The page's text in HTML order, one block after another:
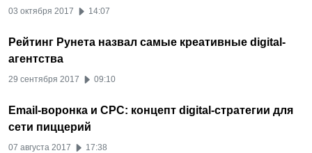
03 октября 2017 14:07
Рейтинг Рунета назвал самые креативные digital-
агентства
29 сентября 2017 09:10
Email-воронка и CPC: концепт digital-стратегии для
сети пиццерий
07 августа 2017 17:38